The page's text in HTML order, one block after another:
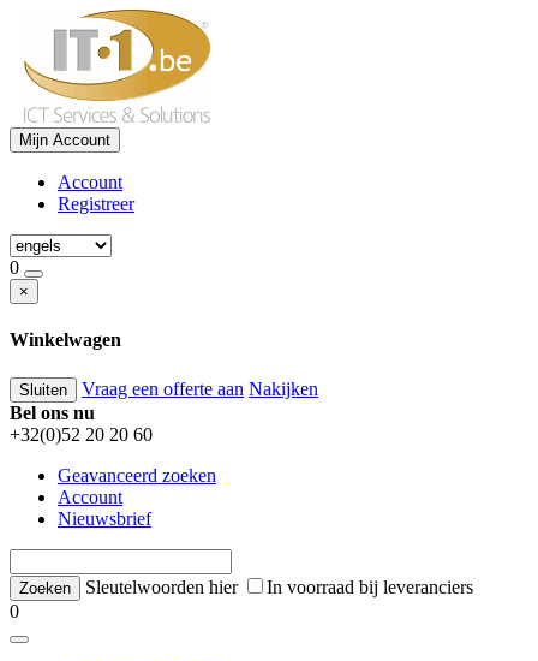
Mijn Account
Account
Registreer
0
×
Winkelwagen
Sluiten Vraag een offerte aan Nakijken
Bel ons nu
+32(0)52 20 20 60
Geavanceerd zoeken
Account
Nieuwsbrief
Sleutelwoorden hier
In voorraad bij leveranciers
0